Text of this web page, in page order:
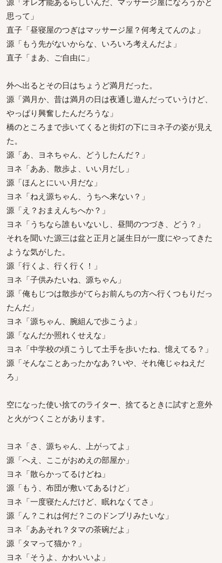
思って」
直子「昼寝屋のつぎはマッサージ屋？何考えてんのよ」
源「もう先がないからな、いろいろ考えんだよ」
直子「まあ、ご自由に」
外へ出るとその日はちょうど満月だった。
源「満月か、昔は満月の日は夜通し遊んだっていうけど、
やっぱり興奮したんだろうな」
橋のところまで歩いてくると街灯の下にヨネ子の姿が見え
た。
源「あ、ヨネちゃん、どうしたんだ？」
ヨネ「ああ、散歩よ、いい月だし」
源「ほんとにいい月だな」
ヨネ「ねえ源ちゃん、うちへ来ない？」
源「え？おまえんちへか？」
ヨネ「うちなら誰もいないし、昼間のつづき、どう？」
それを聞いた源三は盆と正月と誕生日が一度にやってきた
ような気がした。
源「行くよ、行く行く！」
ヨネ「子供みたいね、源ちゃん」
源「俺もじつは散歩がてらお前んちの方へ行くつもりだっ
たんだ」
ヨネ「源ちゃん、腕組んで歩こうよ」
源「なんだか照れくせえな」
ヨネ「中学校の頃こうして土手を歩いたね、憶えてる？」
源「そんなことあったかなあ？いや、それ俺じゃねえだ
ろ」
空になった使い捨てのライター、捨てるときに試すと意外
と火がつくことがあります。
ヨネ「さ、源ちゃん、上がってよ」
源「へえ、ここがおめえの部屋か」
ヨネ「散らかってるけどね」
源「もう、布団が敷いてあるけど」
ヨネ「一度寝たんだけど、眠れなくてさ」
源「ん？これは何だ？このドンブリみたいな」
ヨネ「ああそれ？タマの茶碗だよ」
源「タマって猫か？」
ヨネ「そうよ、かわいいよ」